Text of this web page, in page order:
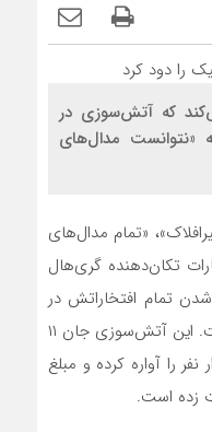
که آتش‌سوزی در
مدال‌های
«تمام مدال‌های
تکان‌دهنده گری‌هال
تمام افتخاراتش در
آتش‌سوزی مهیب در این کشور است. این آتش‌سوزی جان ۱۱
را تاکنون گرفته و ۱۵۳ هزار نفر را آواره کرده و مبلغ